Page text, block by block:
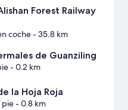
Forest Railway
coche- 35.8 km
de Guanziling
- 0.2 km
la Hoja Roja
pie- 0.8 km